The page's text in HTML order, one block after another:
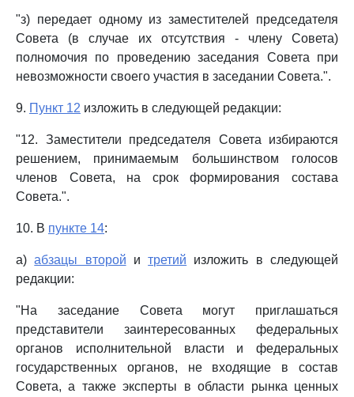
"з) передает одному из заместителей председателя
Совета (в случае их отсутствия - члену Совета)
полномочия по проведению заседания Совета при
невозможности своего участия в заседании Совета.".
9. Пункт 12 изложить в следующей редакции:
"12. Заместители председателя Совета избираются
решением, принимаемым большинством голосов
членов Совета, на срок формирования состава
Совета.".
10. В пункте 14:
а)абзацы второй итретий изложить в следующей
редакции:
"На заседание Совета могут приглашаться
представители заинтересованных федеральных
органов исполнительной власти и федеральных
государственных органов, не входящие в состав
Совета, а также эксперты в области рынка ценных